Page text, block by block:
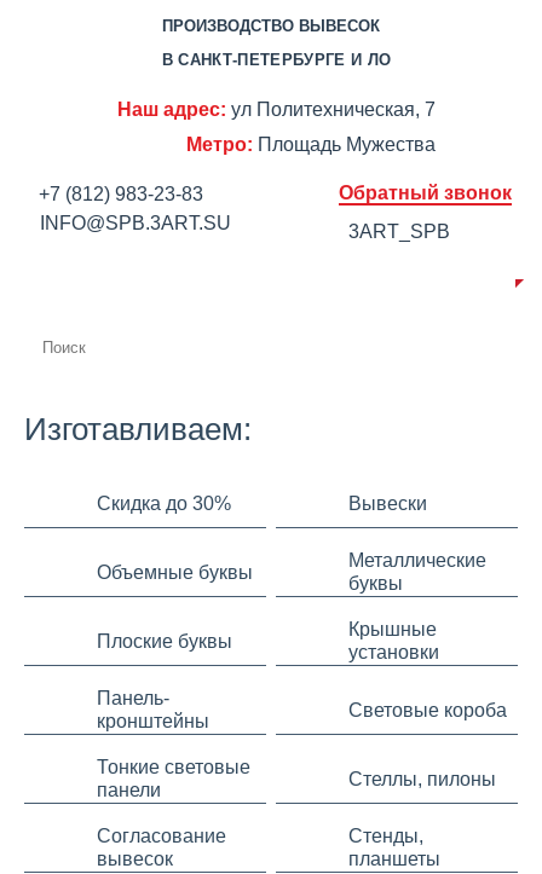
ПРОИЗВОДСТВО ВЫВЕСОК
В САНКТ-ПЕТЕРБУРГЕ И ЛО
Наш адрес: ул Политехническая, 7
Метро: Площадь Мужества
+7 (812) 983-23-83
INFO@SPB.3ART.SU
Обратный звонок
3ART_SPB
Изготавливаем:
Скидка до 30% Вывески
Объемные буквы
Металлические
буквы
Плоские буквы
Крышные
установки
Панель-
кронштейны
Световые короба
Тонкие световые
панели
Стеллы, пилоны
Согласование
вывесок
Стенды,
планшеты